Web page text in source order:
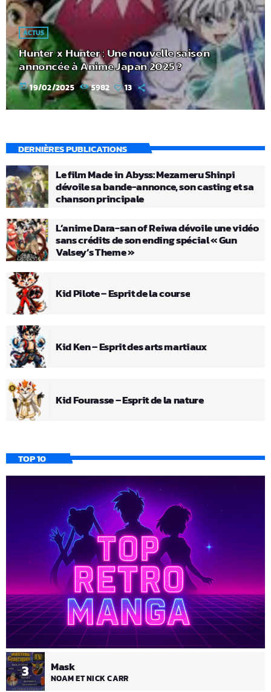
ACTUS
Hunter x Hunter : Une nouvelle saison
annoncée à Anime Japan 2025 ?
today 19/02/2025 5982 13
DERNIÈRES PUBLICATIONS
Le film Made in Abyss: Mezameru Shinpi
dévoile sa bande-annonce, son casting et sa
chanson principale
L’anime Dara-san of Reiwa dévoile une vidéo
sans crédits de son ending spécial « Gun
Valsey’s Theme »
Kid Pilote – Esprit de la course
Kid Ken – Esprit des arts martiaux
Kid Fourasse – Esprit de la nature
TOP 10
3 Mask
NOAM ET NICK CARR